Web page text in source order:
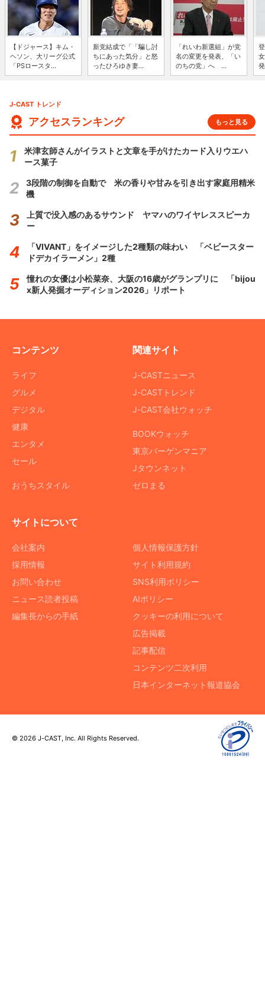
【ドジャース】キム・
ヘソン、大リーグ公式
「PSロースタ...
新党結成で「「騙し討
ちにあった気分」と怒
ったひろゆき妻...
「れいわ新選組」が党
名の変更を発表、「い
のちの党」へ ...
J-CAST トレンド
アクセスランキング もっと見る
米津玄師さんがイラストと文章を手がけたカード入りウエハ
ース菓子
3段階の制御を自動で 米の香りや甘みを引き出す家庭用精米
機
上質で没入感のあるサウンド ヤマハのワイヤレススピーカ
ー
「VIVANT」をイメージした2種類の味わい 「ベビースター
ドデカイラーメン」2種
憧れの女優は小松菜奈、大阪の16歳がグランプリに 「bijou
x新人発掘オーディション2026」リポート
コンテンツ
ライフ
グルメ
デジタル
健康
エンタメ
セール
おうちスタイル
関連サイト
J-CASTニュース
J-CASTトレンド
J-CAST会社ウォッチ
BOOKウォッチ
東京バーゲンマニア
Jタウンネット
ゼロまる
サイトについて
会社案内
採用情報
お問い合わせ
ニュース読者投稿
編集長からの手紙
個人情報保護方針
サイト利用規約
SNS利用ポリシー
AIポリシー
クッキーの利用について
広告掲載
記事配信
コンテンツ二次利用
日本インターネット報道協会
© 2026 J-CAST, Inc. All Rights Reserved.